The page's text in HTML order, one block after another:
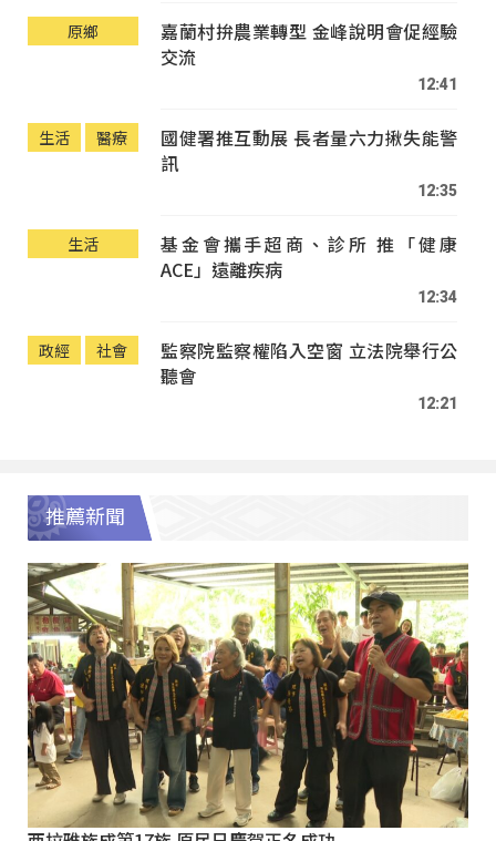
原鄉
嘉蘭村拚農業轉型 金峰說明會促經驗
交流
12:41
生活 醫療
國健署推互動展 長者量六力揪失能警
訊
12:35
生活
基金會攜手超商、診所 推「健康
ACE」遠離疾病
12:34
政經 社會
監察院監察權陷入空窗 立法院舉行公
聽會
12:21
推薦新聞